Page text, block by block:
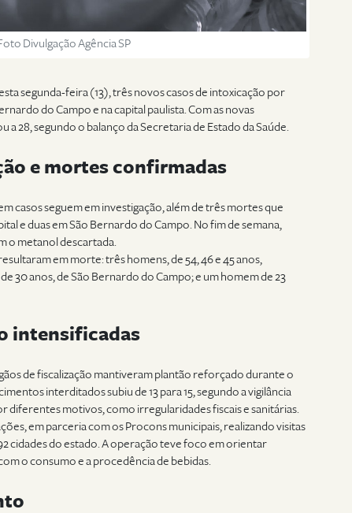
Divulgação Agência SP
segunda-feira (13), três novos casos de intoxicação por
do Campo e na capital paulista. Com as novas
28, segundo o balanço da Secretaria de Estado da Saúde.
e mortes confirmadas
casos seguem em investigação, além de três mortes que
e duas em São Bernardo do Campo. No fim de semana,
o metanol descartada.
em morte: três homens, de 54, 46 e 45 anos,
30 anos, de São Bernardo do Campo; e um homem de 23
intensificadas
de fiscalização mantiveram plantão reforçado durante o
interditados subiu de 13 para 15, segundo a vigilância
diferentes motivos, como irregularidades fiscais e sanitárias.
em parceria com os Procons municipais, realizando visitas
cidades do estado. A operação teve foco em orientar
o consumo e a procedência de bebidas.